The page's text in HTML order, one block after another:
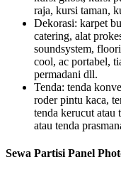
raja, kursi taman,
Dekorasi: karpet
catering, alat
soundsystem,
cool, ac portabel,
permadani dll.
Tenda: tenda
roder pintu kaca,
tenda kerucut atau
atau tenda
Sewa Partisi Panel